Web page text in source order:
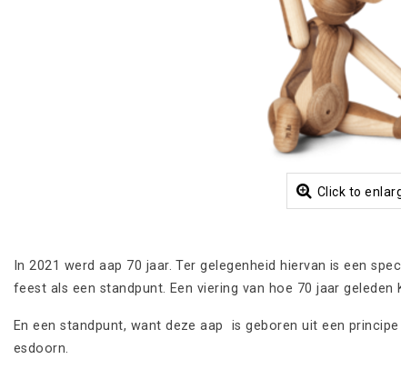
Click to
In 2021 werd aap 70 jaar. Ter gelegenheid hiervan is een
feest als een standpunt. Een viering van hoe 70 jaar
En een standpunt, want deze aap is geboren uit een
esdoorn.